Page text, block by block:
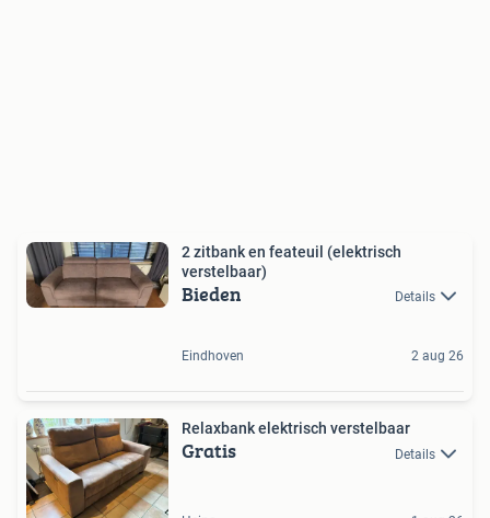
2 zitbank en feateuil (elektrisch
verstelbaar)
Bieden Details
Eindhoven 2 aug 26
Relaxbank elektrisch verstelbaar
Gratis Details